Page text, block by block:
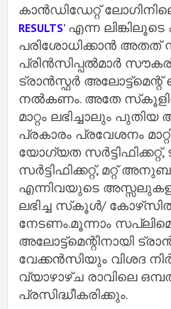
കാൻഡിഡേറ്റ്
RESULTS' എന്ന
പരിശോധിക്കാൻ അതത്
പ്രിൻസിപ്പല്‍മാര്‍
ട്രാൻസ്ഫര്‍
നല്‍കണം. അതേ
മാറ്റം ലഭിച്ചാലും പുതിയ
പ്രകാരം പ്രവേശനം
യോഗ്യത സര്‍ട്ടിഫിക്കറ്റ്,
സര്‍ട്ടിഫിക്കറ്റ്, മറ്റ്
എന്നിവയുടെ
ലഭിച്ച സ്‌കൂള്‍/
നേടണം.മൂന്നാം
അലോട്ട്‌മെന്റിനായി
വേക്കൻസിയും വിശദ
വ്യാഴാഴ്ച രാവിലെ
പ്രസിദ്ധീകരിക്കും.